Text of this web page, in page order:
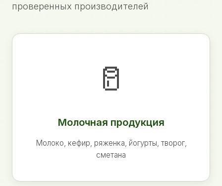
проверенных производителей
🥛
Молочная продукция
Молоко, кефир, ряженка, йогурты, творог,
сметана